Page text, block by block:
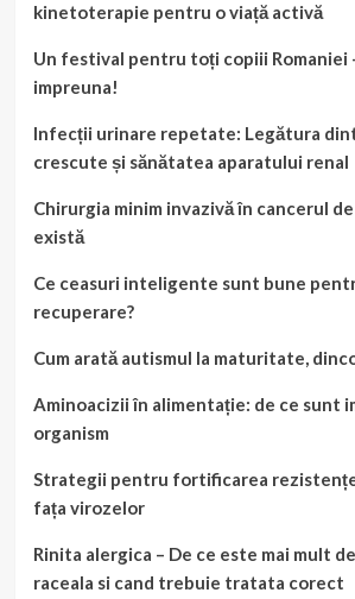
kinetoterapie pentru o viață activă
Un festival pentru toți copiii Romaniei
impreuna!
Infecții urinare repetate: Legătura
crescute și sănătatea aparatului renal
Chirurgia minim invazivă în cancerul
există
Ce ceasuri inteligente sunt bune
recuperare?
Cum arată autismul la maturitate,
Aminoacizii în alimentație: de ce sunt
organism
Strategii pentru fortificarea
fața virozelor
Rinita alergica – De ce este mai mult
raceala si cand trebuie tratata corect